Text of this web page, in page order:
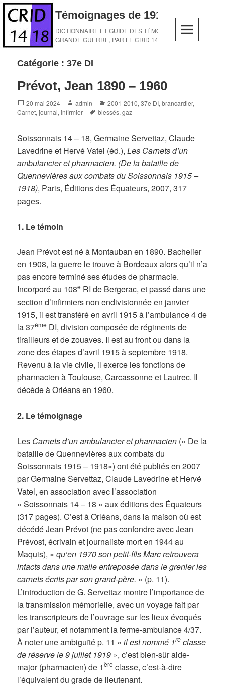
Skip
content
Témoignages de 1914-1918
DICTIONNAIRE ET GUIDE DES TÉMOINS DE LA
GRANDE GUERRE, PAR LE CRID 14-18
Catégorie :37e DI
Prévot, Jean 1890 – 1960
Posted
on
20 mai 2024 Author
admin Categories
2001-2010,37e DI,brancardier,
Carnet, journal,infirmier Tags
blessés,gaz
Soissonnais 14 – 18, Germaine Servettaz, Claude
Lavedrine et Hervé Vatel (éd.),Les Carnets d’un
ambulancier et pharmacien. (De la bataille de
Quennevières aux combats du Soissonnais 1915 –
1918), Paris, Éditions des Équateurs, 2007, 317
pages.
1. Le témoin
Jean Prévot est né à Montauban en 1890. Bachelier
en 1908, la guerre le trouve à Bordeaux alors qu’il n’a
pas encore terminé ses études de pharmacie.
Incorporé au 108e RI de Bergerac, et passé dans une
section d’infirmiers non endivisionnée en janvier
1915, il est transféré en avril 1915 à l’ambulance 4 de
la 37ème DI, division composée de régiments de
tirailleurs et de zouaves. Il est au front ou dans la
zone des étapes d’avril 1915 à septembre 1918.
Revenu à la vie civile, il exerce les fonctions de
pharmacien à Toulouse, Carcassonne et Lautrec. Il
décède à Orléans en 1960.
2. Le témoignage
Les Carnets d’un ambulancier et pharmacien (« De la
bataille de Quennevières aux combats du
Soissonnais 1915 – 1918») ont été publiés en 2007
par Germaine Servettaz, Claude Lavedrine et Hervé
Vatel, en association avec l’association
« Soissonnais 14 – 18 » aux éditions des Équateurs
(317 pages). C’est à Orléans, dans la maison où est
décédé Jean Prévot (ne pas confondre avec Jean
Prévost, écrivain et journaliste mort en 1944 au
Maquis), « qu’en 1970 son petit-fils Marc retrouvera
intacts dans une malle entreposée dans le grenier les
carnets écrits par son grand-père. » (p. 11).
L’introduction de G. Servettaz montre l’importance de
la transmission mémorielle, avec un voyage fait par
les transcripteurs de l’ouvrage sur les lieux évoqués
par l’auteur, et notamment la ferme-ambulance 4/37.
À noter une ambiguïté p. 11 « il est nommé 1re classe
de réserve le 9 juillet 1919 », c’est bien-sûr aide-
major (pharmacien) de 1ère classe, c’est-à-dire
l’équivalent du grade de lieutenant.